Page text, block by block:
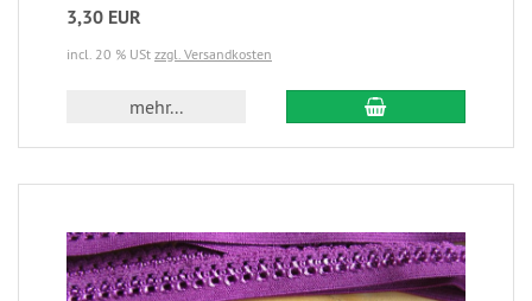
3,30 EUR
incl. 20 % USt zzgl. Versandkosten
mehr...